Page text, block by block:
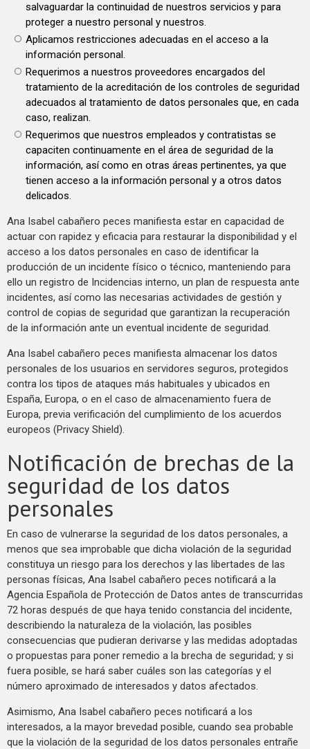
salvaguardar la continuidad de nuestros servicios y para
proteger a nuestro personal y nuestros.
Aplicamos restricciones adecuadas en el acceso a la
información personal.
Requerimos a nuestros proveedores encargados del
tratamiento de la acreditación de los controles de seguridad
adecuados al tratamiento de datos personales que, en cada
caso, realizan.
Requerimos que nuestros empleados y contratistas se
capaciten continuamente en el área de seguridad de la
información, así como en otras áreas pertinentes, ya que
tienen acceso a la información personal y a otros datos
delicados.
Ana Isabel cabañero peces manifiesta estar en capacidad de
actuar con rapidez y eficacia para restaurar la disponibilidad y el
acceso a los datos personales en caso de identificar la
producción de un incidente físico o técnico, manteniendo para
ello un registro de Incidencias interno, un plan de respuesta ante
incidentes, así como las necesarias actividades de gestión y
control de copias de seguridad que garantizan la recuperación
de la información ante un eventual incidente de seguridad.
Ana Isabel cabañero peces manifiesta almacenar los datos
personales de los usuarios en servidores seguros, protegidos
contra los tipos de ataques más habituales y ubicados en
España, Europa, o en el caso de almacenamiento fuera de
Europa, previa verificación del cumplimiento de los acuerdos
europeos (Privacy Shield).
Notificación de brechas de la
seguridad de los datos
personales
En caso de vulnerarse la seguridad de los datos personales, a
menos que sea improbable que dicha violación de la seguridad
constituya un riesgo para los derechos y las libertades de las
personas físicas, Ana Isabel cabañero peces notificará a la
Agencia Española de Protección de Datos antes de transcurridas
72 horas después de que haya tenido constancia del incidente,
describiendo la naturaleza de la violación, las posibles
consecuencias que pudieran derivarse y las medidas adoptadas
o propuestas para poner remedio a la brecha de seguridad; y si
fuera posible, se hará saber cuáles son las categorías y el
número aproximado de interesados y datos afectados.
Asimismo, Ana Isabel cabañero peces notificará a los
interesados, a la mayor brevedad posible, cuando sea probable
que la violación de la seguridad de los datos personales entrañe